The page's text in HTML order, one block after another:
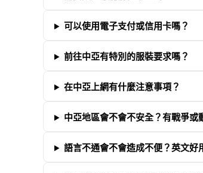
可以使用電子支付或信用卡嗎？
前往中亞有特別的服裝要求嗎？
在中亞上網有什麼注意事項？
中亞地區會不會不安全？有戰爭或
語言不通會不會造成不便？英文好